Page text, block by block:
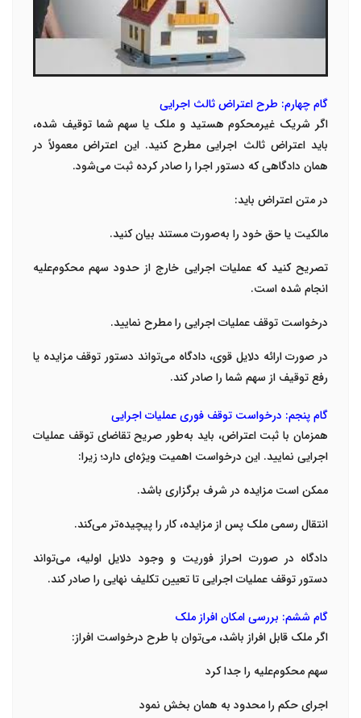
گام چهارم: طرح اعتراض ثالث اجرایی
اگر شریک غیرمحکوم هستید و ملک یا سهم شما توقیف شده،
باید اعتراض ثالث اجرایی مطرح کنید. این اعتراض معمولاً در
همان دادگاهی که دستور اجرا را صادر کرده ثبت می‌شود.
در متن اعتراض باید:
مالکیت یا حق خود را به‌صورت مستند بیان کنید.
تصریح کنید که عملیات اجرایی خارج از حدود سهم محکوم‌علیه
انجام شده است.
درخواست توقف عملیات اجرایی را مطرح نمایید.
در صورت ارائه دلایل قوی، دادگاه می‌تواند دستور توقف مزایده یا
رفع توقیف از سهم شما را صادر کند.
گام پنجم: درخواست توقف فوری عملیات اجرایی
همزمان با ثبت اعتراض، باید به‌طور صریح تقاضای توقف عملیات
اجرایی نمایید. این درخواست اهمیت ویژه‌ای دارد؛ زیرا:
ممکن است مزایده در شرف برگزاری باشد.
انتقال رسمی ملک پس از مزایده، کار را پیچیده‌تر می‌کند.
دادگاه در صورت احراز فوریت و وجود دلایل اولیه، می‌تواند
دستور توقف عملیات اجرایی تا تعیین تکلیف نهایی را صادر کند.
گام ششم: بررسی امکان افراز ملک
اگر ملک قابل افراز باشد، می‌توان با طرح درخواست افراز:
سهم محکوم‌علیه را جدا کرد
اجرای حکم را محدود به همان بخش نمود